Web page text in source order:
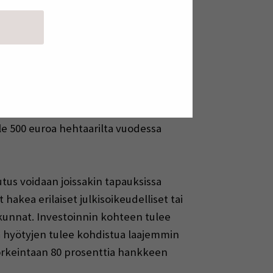
on 0,3–0,5 hehtaaria, tukea
kaivutyölle,
500 euroa hehtaarilta vuodessa
voidaan joissakin tapauksissa
hakea erilaiset julkisoikeudelliset tai
Investoinnin kohteen tulee
tulee kohdistua laajemmin
80 prosenttia hankkeen